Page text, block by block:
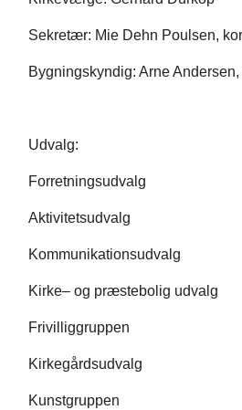
Sekretær: Mie Dehn Poulsen,
Bygningskyndig: Arne
Udvalg:
Forretningsudvalg
Aktivitetsudvalg
Kommunikationsudvalg
Kirke– og præstebolig udvalg
Frivilliggruppen
Kirkegårdsudvalg
Kunstgruppen